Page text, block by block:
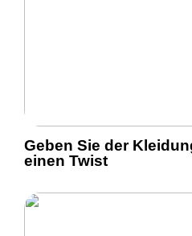
Geben Sie der
einen Twist